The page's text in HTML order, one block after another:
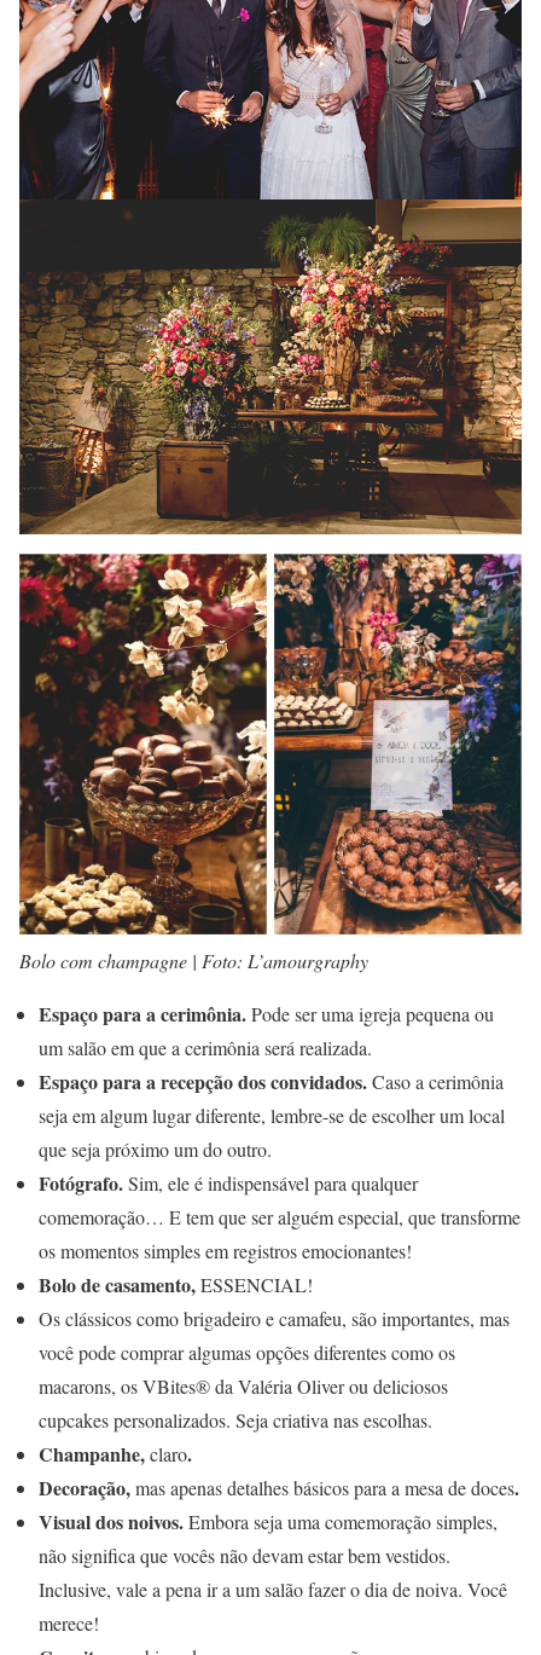
Bolo com champagne | Foto: L’amourgraphy
Espaço para a cerimônia.Pode ser uma igreja pequena ou
um salão em que a cerimônia será realizada.
Espaço para a recepção dos convidados.Caso a cerimônia
seja em algum lugar diferente, lembre-se de escolher um local
que seja próximo um do outro.
Fotógrafo.Sim, ele é indispensável para qualquer
comemoração… E tem que ser alguém especial, que transforme
os momentos simples em registros emocionantes!
Bolo de casamento,ESSENCIAL!
Os clássicos como brigadeiro e camafeu, são importantes, mas
você pode comprar algumas opções diferentes como os
macarons, os VBites® da Valéria Oliver ou deliciosos
cupcakes personalizados. Seja criativa nas escolhas.
Champanhe,claro.
Decoração,mas apenas detalhes básicos para a mesa de doces.
Visual dos noivos.Embora seja uma comemoração simples,
não significa que vocês não devam estar bem vestidos.
Inclusive, vale a pena ir a um salão fazer o dia de noiva. Você
merece!